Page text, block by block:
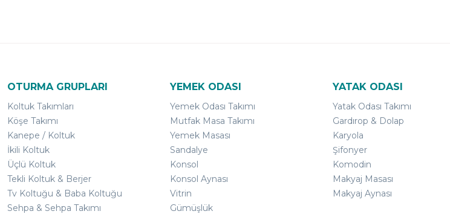
OTURMA GRUPLARI
Koltuk Takımları
Köşe Takımı
Kanepe / Koltuk
İkili Koltuk
Üçlü Koltuk
Tekli Koltuk & Berjer
Tv Koltuğu & Baba Koltuğu
Sehpa & Sehpa Takımı
YEMEK ODASI
Yemek Odası Takımı
Mutfak Masa Takımı
Yemek Masası
Sandalye
Konsol
Konsol Aynası
Vitrin
Gümüşlük
YATAK ODASI
Yatak Odası Takımı
Gardırop & Dolap
Karyola
Şifonyer
Komodin
Makyaj Masası
Makyaj Aynası